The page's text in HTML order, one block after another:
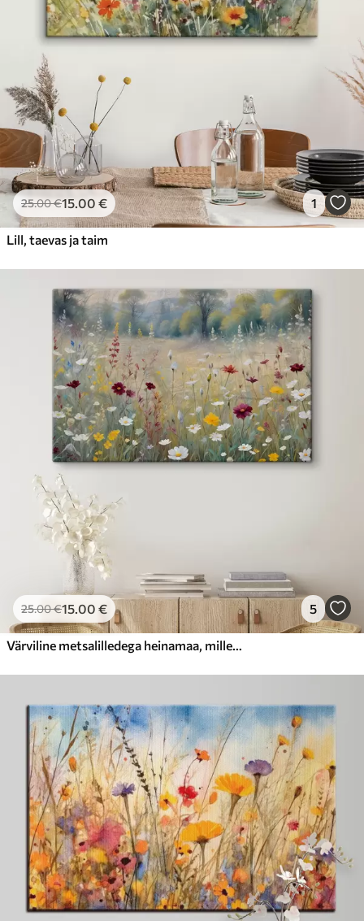
25.00€15.00 € 1
Lill, taevas ja taim
25.00€15.00 € 5
Värviline metsalilledega heinamaa, mille taustal on ähmane mets